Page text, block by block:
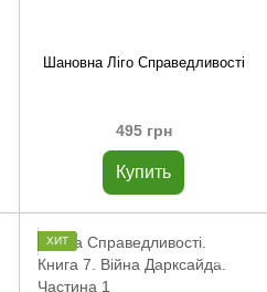
Шановна Ліго Справедливості
495 грн
Купить
ХИТ